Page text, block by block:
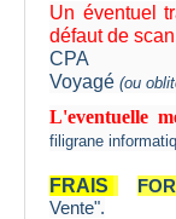
Un éventuel
défaut de
CPA
Voyagé (ou
L'eventuelle
filigrane
FRAIS
Vente".